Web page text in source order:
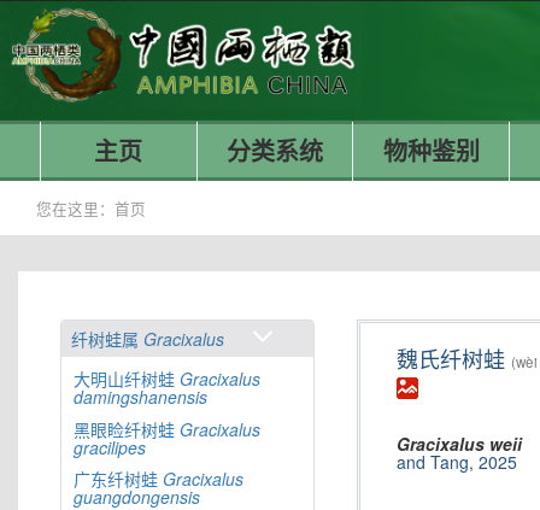
主页 分类系统 物种鉴别
您在这里： 首页
纤树蛙属 Gracixalus
大明山纤树蛙 Gracixalus
damingshanensis
黑眼睑纤树蛙 Gracixalus
gracilipes
广东纤树蛙 Gracixalus
guangdongensis
魏氏纤树蛙
Gracixalus weii
and Tang, 2025